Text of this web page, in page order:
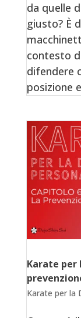
da quelle
giusto? È
contesto
difendere
posizione
Karate per
Karate per la